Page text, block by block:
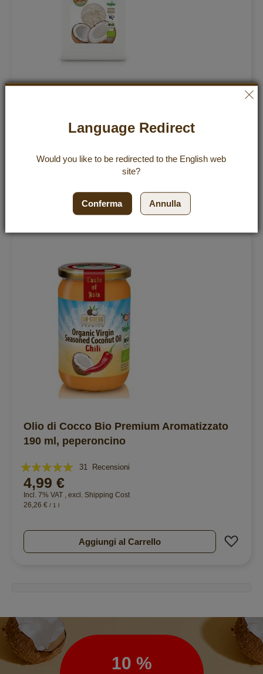
8,32 €/ 1 kg
Aggiungi al Carrello
Olio di Cocco Bio Premium Aromatizzato
190 ml, peperoncino
Valutazione:
99%
31 Recensioni
4,99 €
Incl. 7% VAT , excl. Shipping Cost
26,26 € / 1 l
Aggiungi al Carrello
Newsletter
10 %
Language Redirect
Would you like to be redirected to the English web
site?
Conferma Annulla